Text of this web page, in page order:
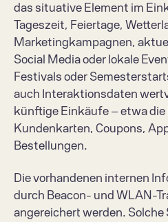
das situative Element im
Tageszeit, Feiertage,
Marketingkampagnen,
Social Media oder lokale
Festivals oder
auch Interaktionsdaten
künftige Einkäufe – etwa
Kundenkarten, Coupons,
Bestellungen.
Die vorhandenen internen
durch Beacon- und WLAN-
angereichert werden.